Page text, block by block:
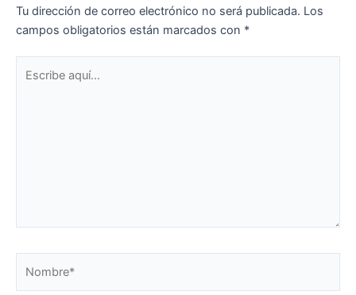
Tu dirección de correo electrónico no será publicada. Los
campos obligatorios están marcados con *